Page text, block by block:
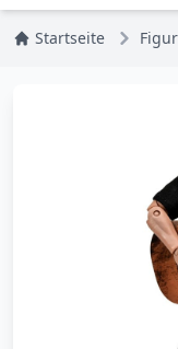
Startseite